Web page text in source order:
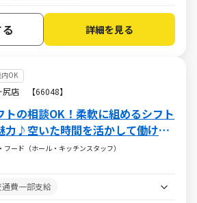
詳細を見る
OK
店 【66048】
トの相談OK！柔軟に組めるシフト
力♪空いた時間を活かして働けま
フード（ホール・キッチンスタッフ）
通費一部支給